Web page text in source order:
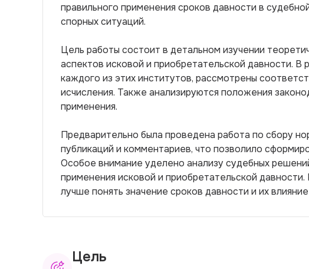
правильного применения сроков давности в
спорных ситуаций.
Цель работы состоит в детальном изучении
аспектов исковой и приобретательской давности. В
каждого из этих институтов, рассмотрены
исчисления. Также анализируются положения
применения.
Предварительно была проведена работа по сбору
публикаций и комментариев, что позволило
Особое внимание уделено анализу судебных
применения исковой и приобретательской
лучше понять значение сроков давности и их
Цель